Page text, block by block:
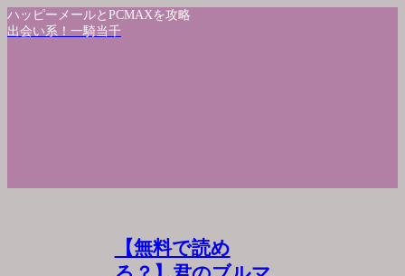
ハッピーメールとPCMAXを攻略
出会い系！一騎当千
【無料で読め